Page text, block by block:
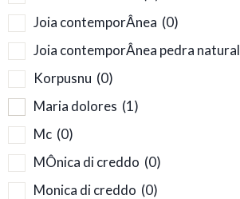
Joia contemporÂnea (0)
Joia contemporÂnea pedra natural
Korpusnu (0)
Maria dolores (1)
Mc (0)
MÔnica di creddo (0)
Monica di creddo (0)